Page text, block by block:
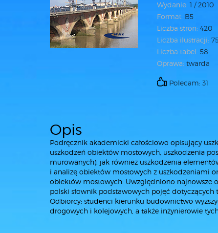
Wydanie: 1 / 2010
Format: B5
Liczba stron: 420
Liczba ilustracji:
Liczba tabel: 58
Oprawa: twarda
Polecam: 31
Opis
Podręcznik akademicki całościowo opisujący
uszkodzeń obiektów mostowych, uszkodzenia
murowanych), jak również uszkodzenia
i analizę obiektów mostowych z uszkodzeniami
obiektów mostowych. Uwzględniono najnowsze
polski słownik podstawowych pojęć dotyczących
Odbiorcy: studenci kierunku budownictwo
drogowych i kolejowych, a także inżynierowie